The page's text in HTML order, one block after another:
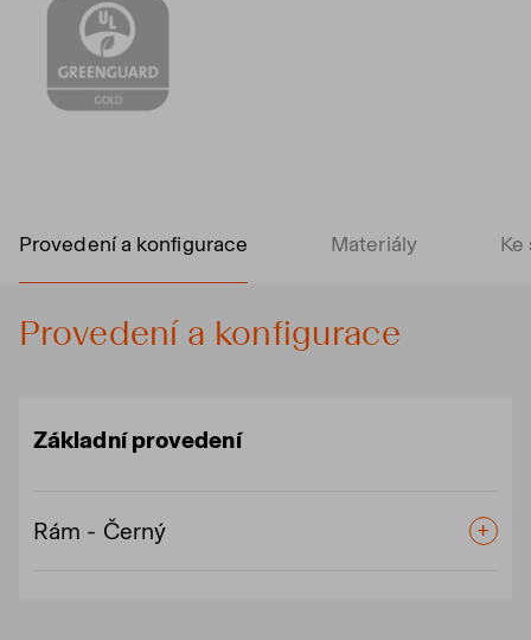
Provedení a konfigurace Materiály Ke
Provedení a konfigurace
Základní provedení
Rám - Černý